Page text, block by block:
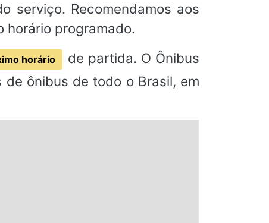
serviço. Recomendamos aos
horário programado.
horário
de partida. O Ônibus
ônibus de todo o Brasil, em